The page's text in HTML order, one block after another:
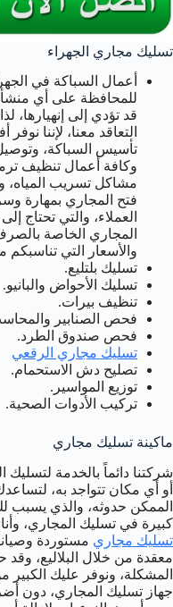
تسليك مجاري الجهراء
أعمال السباكة في
للمحافظة على أي
قد تؤدي إلى إنهيارها،
التعاقد معنا، لإننا
تأسيس السباكة،
وكافة أعمال تنظيف
مشاكل تسريب المياه،
فتح المجاري بمهارة
العملاء، والتي تحتاج
المجاري الخاصة
والأسعار التي تناسبكم
تسليك بلتليع.
تسليك الأحواض والبانيو.
تنظيف بيرات.
فحص الصنابير
فحص صندوق الطرد.
تسليك مجاري الرقعي
تصليح دش الاستحمام.
توزيع المواسير.
تركيب الأدوات الصحية.
ماكينة تسليك مجاري
شركتنا دائماً بالخدمة
أو أي مكان تتواجد به،
الممكن حدوثه، والذي يسبب
كبيرة في تسليك المجاري،
تسليك مجاري مستوردة
معقدة من خلال البلاليع،
المشكلة، ونوفر عليك الكبير
جهاز تسليك المجاري، دون